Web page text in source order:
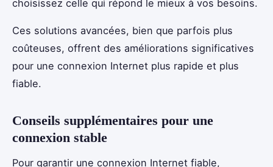
choisissez celle qui répond le mieux à vos besoins.
Ces solutions avancées, bien que parfois plus
coûteuses, offrent des améliorations significatives
pour une connexion Internet plus rapide et plus
fiable.
Conseils supplémentaires pour une
connexion stable
Pour garantir une connexion Internet fiable,